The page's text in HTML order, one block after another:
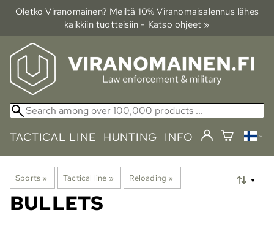
Oletko Viranomainen? Meiltä 10% Viranomais­alennus lähes
kaikkiin tuotteisiin - Katso ohjeet »
TACTICAL LINE HUNTING INFO
Sports ‪» Tactical line ‪» Reloading ‪» ▼
BULLETS